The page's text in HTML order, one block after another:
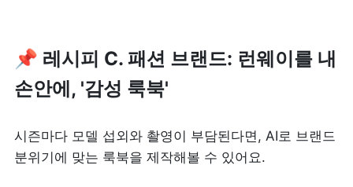
📌 레시피 C. 패션 브랜드: 런웨이를 내
손안에, '감성 룩북'
시즌마다 모델 섭외와 촬영이 부담된다면, AI로 브랜드
분위기에 맞는 룩북을 제작해볼 수 있어요.